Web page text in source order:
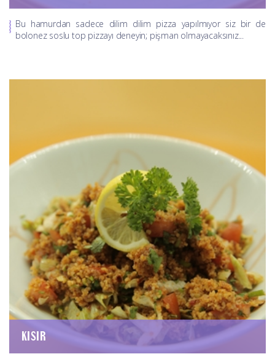
Bu hamurdan sadece dilim dilim pizza yapılmıyor siz bir de
bolonez soslu top pizzayı deneyin; pişman olmayacaksınız...
KISIR